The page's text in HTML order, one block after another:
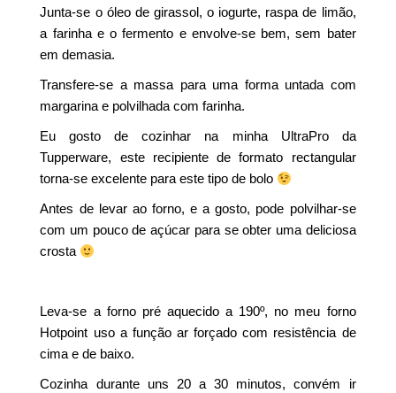
Junta-se o óleo de girassol, o iogurte, raspa de limão,
a farinha e o fermento e envolve-se bem, sem bater
em demasia.
Transfere-se a massa para uma forma untada com
margarina e polvilhada com farinha.
Eu gosto de cozinhar na minha UltraPro da
Tupperware, este recipiente de formato rectangular
torna-se excelente para este tipo de bolo
Antes de levar ao forno, e a gosto, pode polvilhar-se
com um pouco de açúcar para se obter uma deliciosa
crosta
Leva-se a forno pré aquecido a 190º, no meu forno
Hotpoint uso a função ar forçado com resistência de
cima e de baixo.
Cozinha durante uns 20 a 30 minutos, convém ir